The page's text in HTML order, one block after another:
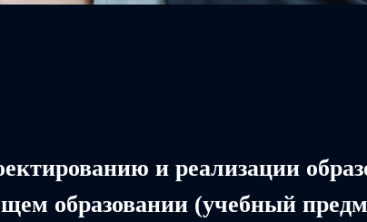
и реализации
образовании (учебный